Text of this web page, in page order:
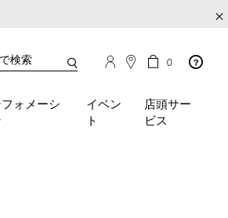
×
ォメーシ
イベン
ト
店頭サー
ビス
カ
の
商
品
0